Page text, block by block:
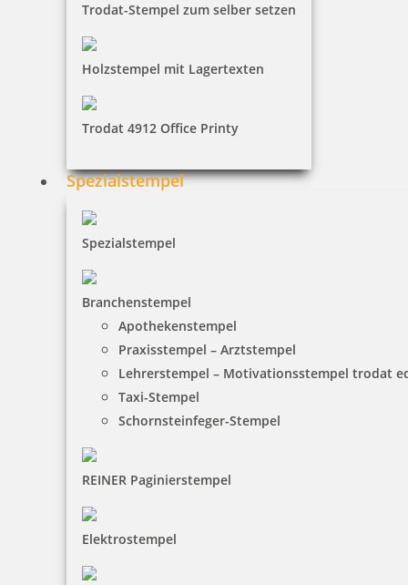
Trodat-Stempel zum selber setzen
Holzstempel mit Lagertexten
Trodat 4912 Office Printy
Spezialstempel
Spezialstempel
Branchenstempel
Apothekenstempel
Praxisstempel – Arztstempel
Lehrerstempel – Motivationsstempel trodat
Taxi-Stempel
Schornsteinfeger-Stempel
REINER Paginierstempel
Elektrostempel
Colop WOODIES Exotische Tiere Set mit 12 Holzstempeln
inkl. 19 % Mwst.
Colop WOODIES Stempelkissen Display